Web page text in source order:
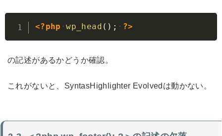
<?php wp_head ( ) ; ?>
の記述があるかどうか確認。
これがないと、SyntasHighlighter Evolvedは動かない。